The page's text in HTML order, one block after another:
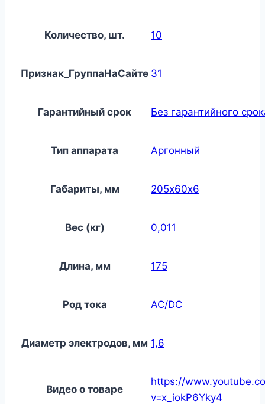
Количество, шт. 10
Признак_ГруппаНаСайте 31
Гарантийный срок Без гарантийного
Тип аппарата Аргонный
Габариты, мм 205х60х6
Вес (кг) 0,011
Длина, мм 175
Род тока AC/DC
Диаметр электродов, мм 1,6
Видео о товаре
https://
v=x_iokP6Yky4